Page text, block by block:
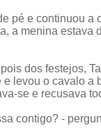
pé e continuou a
a menina estava
dos festejos,
e levou o cavalo a
se e recusava
contigo? -